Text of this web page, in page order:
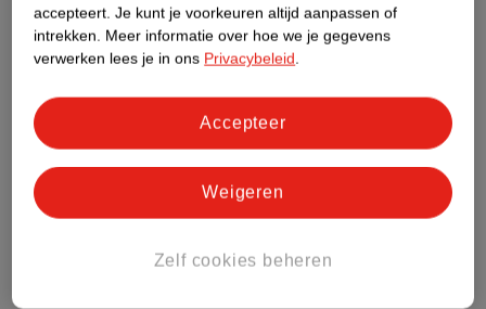
Bestel & Bezorginformatie
Bekijk ook
Hoe controleren wij de reviews?
accepteert. Je kunt je voorkeuren altijd aanpassen of
intrekken. Meer informatie over hoe we je gegevens
verwerken lees je in ons Privacybeleid.
Zelf cookies beheren
Weigeren
Accepteer